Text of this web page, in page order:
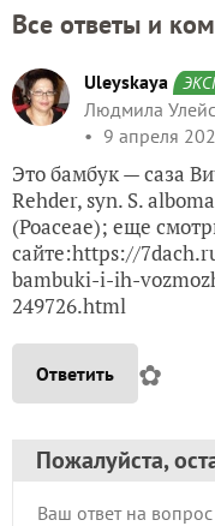
Все ответы и
Uleyskaya
Людмила
9 апреля
Это бамбук — саза
Rehder, syn. S.
(Poaceae); еще
сайте:https://
bambuki-i-ih-
249726.html
Ответить ✿
Пожалуйста,